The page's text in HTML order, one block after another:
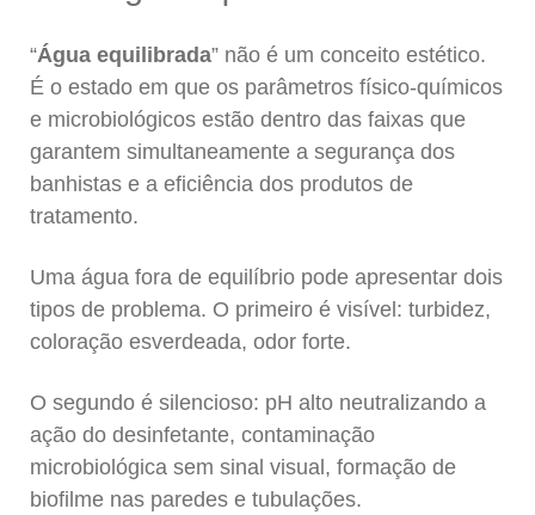
“Água equilibrada” não é um conceito estético.
É o estado em que os parâmetros físico-químicos
e microbiológicos estão dentro das faixas que
garantem simultaneamente a segurança dos
banhistas e a eficiência dos produtos de
tratamento.
Uma água fora de equilíbrio pode apresentar dois
tipos de problema. O primeiro é visível: turbidez,
coloração esverdeada, odor forte.
O segundo é silencioso: pH alto neutralizando a
ação do desinfetante, contaminação
microbiológica sem sinal visual, formação de
biofilme nas paredes e tubulações.